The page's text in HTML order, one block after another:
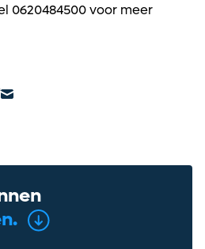
0620484500 voor meer
direct in